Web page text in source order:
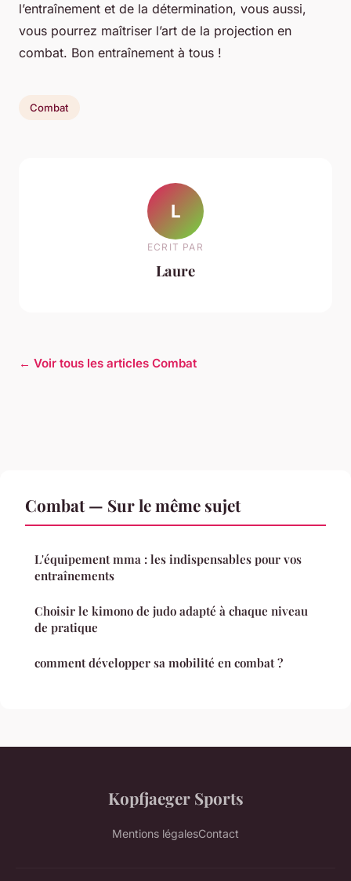
l’entraînement et de la détermination, vous aussi,
vous pourrez maîtriser l’art de la projection en
combat. Bon entraînement à tous !
Combat
L
ECRIT PAR
Laure
← Voir tous les articles Combat
Combat — Sur le même sujet
L'équipement mma : les indispensables pour vos
entraînements
Choisir le kimono de judo adapté à chaque niveau
de pratique
comment développer sa mobilité en combat ?
Kopfjaeger Sports
Mentions légalesContact